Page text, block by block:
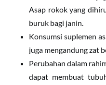
Asap rokok yang
buruk bagi janin.
Konsumsi suplemen
juga mengandung zat
Perubahan dalam
dapat membuat